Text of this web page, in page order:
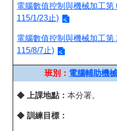
電腦數值控制與機械加工
115/1/23止)
電腦數值控制與機械加工第
115/8/7止)
班別： 電腦輔助機
◆ 上課地點：本分署。
◆訓練目標：